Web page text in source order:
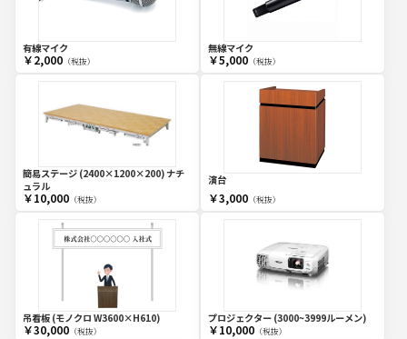
有線マイク
￥2,000（税抜）
無線マイク
￥5,000（税抜）
簡易ステージ (2400×1200×200) ナチ
ュラル
￥10,000（税抜）
演台
￥3,000（税抜）
吊看板 (モノクロ W3600×H610)
￥30,000（税抜）
プロジェクター (3000~3999ルーメン)
￥10,000（税抜）